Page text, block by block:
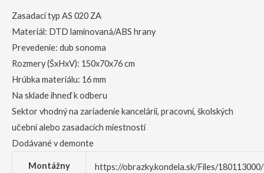
Zasadací typ AS 020 ZA
Materiál: DTD laminovaná/ABS hrany
Prevedenie: dub sonoma
Rozmery (ŠxHxV): 150x70x76 cm
Hrúbka materiálu: 16 mm
Na sklade ihneď k odberu
Sektor vhodný na zariadenie kancelárii, pracovní, školských
učební alebo zasadacích miestností
Dodávané v demonte
Montážny
https://obrazky.kondela.sk/Files/